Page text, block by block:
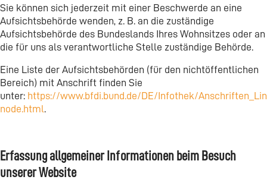
Sie können sich jederzeit mit einer Beschwerde an eine
Aufsichtsbehörde wenden, z. B. an die zuständige
Aufsichtsbehörde des Bundeslands Ihres Wohnsitzes oder an
die für uns als verantwortliche Stelle zuständige Behörde.
Eine Liste der Aufsichtsbehörden (für den nichtöffentlichen
Bereich) mit Anschrift finden Sie
unter: https://www.bfdi.bund.de/DE/Infothek/
node.html.
Erfassung allgemeiner Informationen beim Besuch
unserer Website